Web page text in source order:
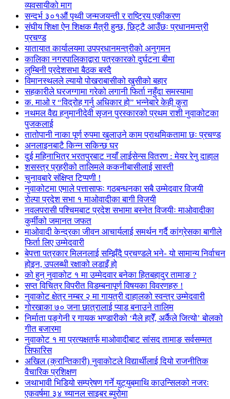
व्यवसायीको माग
सन्दर्भ ३०१औं पृथ्वी जन्मजयन्ती र राष्ट्रिय एकीकरण
संघीय शिक्षा ऐन शिक्षक मैत्री हुन्छ, छिट्टै आउँछः प्रधानमन्त्री
प्रचण्ड
यातायात कार्यालयमा उपप्रधानमन्त्रीको अनुगमन
कालिका नगरपालिकाद्वारा पत्रकारको दुर्घटना बीमा
लुम्बिनी प्रदेशसभा बैठक बस्दै
विमानस्थलले ल्यायो पोखराबासीको खुसीको बहार
सहकारीले घरजग्गामा गरेको लगानी फिर्ता नहुँदा समस्यामा
क. माओ र “विद्रोह गर्नु अधिकार हो” भन्नेबारे केही कुरा
नथमल वैद्य हनुमानीदेवी सृजन पुरस्कारको प्रथम राशी नुवाकोटका
पुजकलाई
तातोपानी नाका पूर्ण रुपमा खुलाउने काम प्राथमिकतामा छः प्रचण्ड
अनलाइनबाटै किन्न सकिन्छ घर
दुई महिनाभित्र भरतपुरबाट नयाँ लाईसेन्स वितरण : मेयर रेनु दाहाल
शसस्त्र प्रहरीको तालिमले ककनीबासीलाई सास्ती
चुनावबारे संक्षिप्त टिप्पणी !
नुवाकोटमा एमाले पत्तासाफः गठबन्धनका सबै उम्मेदवार विजयी
रोल्पा प्रदेश सभा १ माओवादीका बागी विजयी
नवलपरासी पश्चिमबाट प्रदेश सभामा बस्नेत विजयीः माओवादीका
कुर्मीको जमानत जफत
माओवादी केन्द्रका जीवन आचार्यलाई समर्थन गर्दै कांग्रेसका बागीले
फिर्ता लिए उम्मेदवारी
बेपत्ता पत्रकार मिलनलाई सम्झिँदै प्रचण्डले भने- यो सामान्य निर्वाचन
होइन, उपलब्धी रक्षाको लडाइँ हो
को हुन् नुवाकोट १ मा उम्मेदवार बनेका हितबहादुर तामाङ ?
सप्त विचित्र विपरीत विडम्बनापूर्ण विषयका विवरणहरु !
नुवाकोट क्षेत्र नम्बर २ मा गायत्री दाहालको स्वन्त्र उम्मेदवारी
गोरखाका ७० जना छात्रालाई प्याड बनाउने तालिम
निर्माता पङ्गेनी र गायक भण्डारीको ‘मैले हारेँ, अर्कैले जित्यो’ बोलको
गीत बजारमा
नुवाकोट १ मा प्रत्यक्षतर्फ माओवादीबाट सांसद तामाङ सर्वसम्मत
सिफारिस
अखिल (क्रान्तिकारी) नुवाकोटले विद्यार्थीलाई दियो राजनीतिक
वैचारिक प्रशिक्षण
जथाभावी भिडियो सम्प्रेषण गर्ने युट्युबमाथि काउन्सिलको नजरः
एकवर्षमा ३४ च्यानल साइबर ब्युरोमा